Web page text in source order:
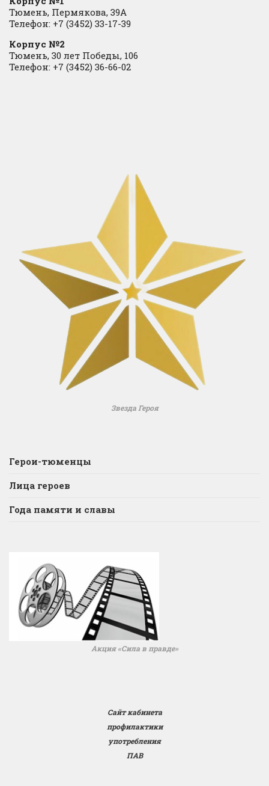
Тюмень, Пермякова, 39А
Телефон: +7 (3452) 33-17-39
Корпус №2
Тюмень, 30 лет Победы, 106
Телефон: +7 (3452) 36-66-02
Звезда Героя
Герои-тюменцы
Лица героев
Года памяти и славы
Акция «Сила в правде»
Сайт кабинета
профилактики
употребления
ПАВ